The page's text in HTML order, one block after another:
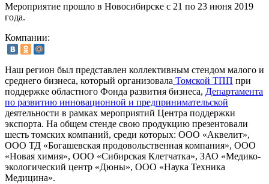
Мероприятие прошло в Новосибирске с 21 по 23 июня 2019
года.
Компании:
Наш регион был представлен коллективным стендом малого и
среднего бизнеса, который организовала Томской ТПП при
поддержке областного Фонда развития бизнеса, Департамента
по развитию инновационной и предпринимательской
деятельности в рамках мероприятий Центра поддержки
экспорта. На общем стенде свою продукцию презентовали
шесть томских компаний, среди которых: ООО «Аквелит»,
ООО ТД «Богашевская продовольственная компания», ООО
«Новая химия», ООО «Сибирская Клетчатка», ЗАО «Медико-
экологический центр «Дюны», ООО «Наука Техника
Медицина».